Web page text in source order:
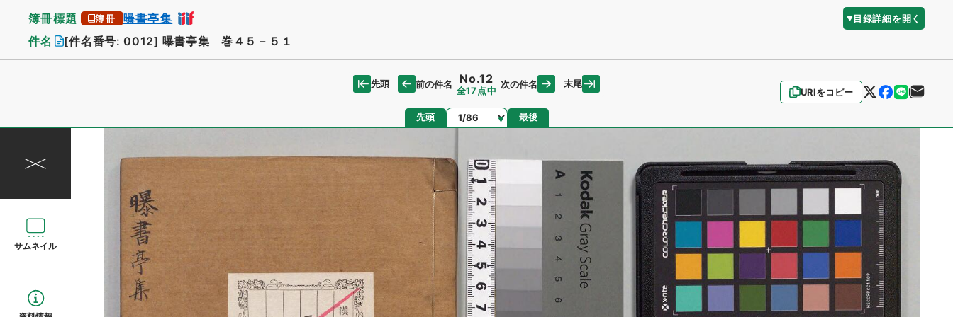
簿冊標題 簿冊 曝書亭集 目録詳細を開く
件名 [件名番号: 0012] 曝書亭集 巻４５－５１
URIをコピー
先頭 前の件名 No.12
全17点中
次の件名 末尾
先頭 ページ 最後
サムネイル